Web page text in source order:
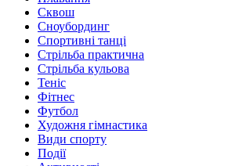
Сквош
Сноубординг
Спортивні танці
Стрільба практична
Стрільба кульова
Теніс
Фітнес
Футбол
Художня гімнастика
Види спорту
Події